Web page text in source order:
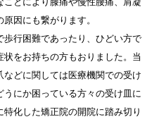
因にも繋がります。
行困難であったり、ひどい方で
をお持ちの方もおりました。当
どに関しては医療機関での受け
にか困っている方々の受け皿に
化した矯正院の開院に踏み切り